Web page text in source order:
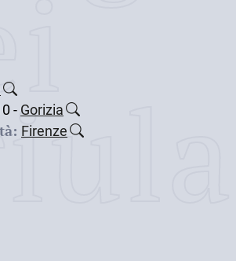
- Gorizia
Firenze